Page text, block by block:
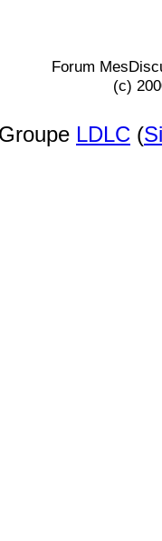
Forum
(c)
LDLC (